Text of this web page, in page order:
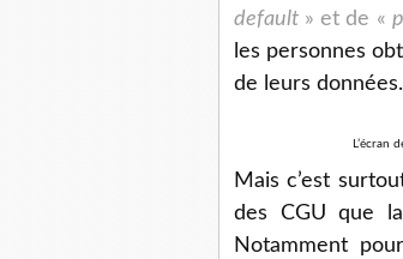
default » et de «
les personnes
de leurs données.
L’écran
Mais c’est
des CGU que
Notamment